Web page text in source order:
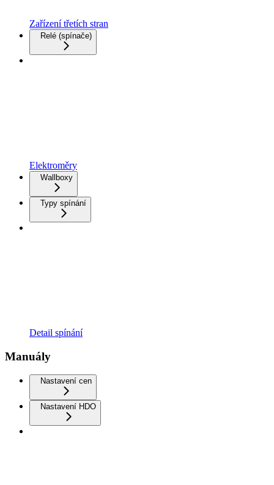
Zařízení třetích stran
Relé (spínače)
Elektroměry
Wallboxy
Typy spínání
Detail spínání
Manuály
Nastavení cen
Nastavení HDO